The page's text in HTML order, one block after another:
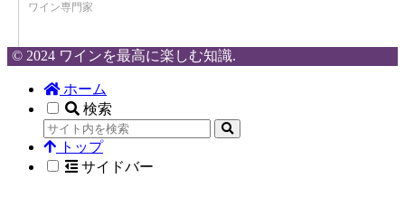
ワイン専門家
© 2024 ワインを最高に楽しむ知識.
ホーム
検索
トップ
サイドバー